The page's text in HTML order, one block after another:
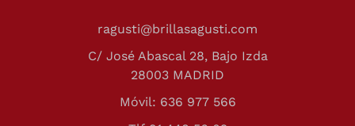
ragusti@brillasagusti.com
C/ José Abascal 28, Bajo Izda
28003 MADRID
Móvil: 636 977 566